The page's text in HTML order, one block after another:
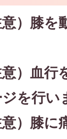
意）膝
意）血
を行い
意）膝